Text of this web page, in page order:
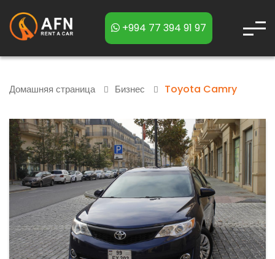
+994 77 394 91 97
Домашняя страница Бизнес Toyota Camry